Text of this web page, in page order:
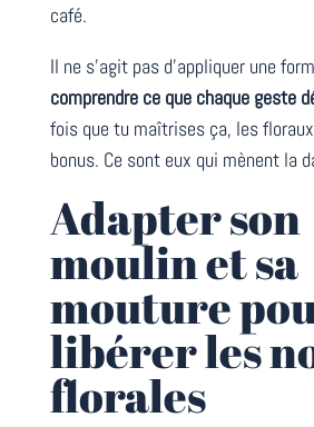
café.
Il ne s’agit pas d’appliquer une
comprendre ce que chaque geste
fois que tu maîtrises ça, les
bonus. Ce sont eux qui mènent la
Adapter son
moulin et sa
mouture
libérer les
florales